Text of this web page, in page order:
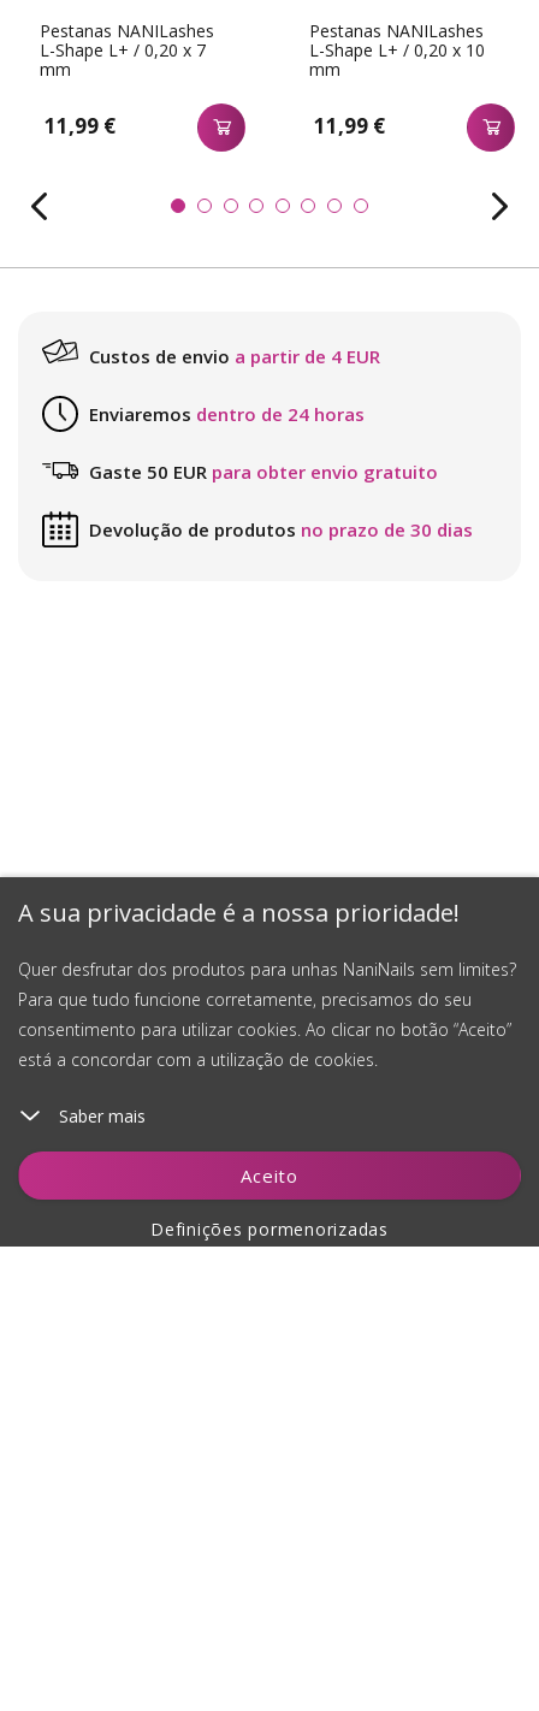
A sua privacidade é a nossa prioridade!
Quer desfrutar dos produtos para unhas NaniNails sem limites?
Para que tudo funcione corretamente, precisamos do seu
consentimento para utilizar cookies. Ao clicar no botão “Aceito”
está a concordar com a utilização de cookies.
Saber mais
Aceito
Definições pormenorizadas
Adicionar ao carrinho
Pestanas NANILashes
L-Shape L+ / 0,20 x 7
mm
11,99 €
Pestanas NANILashes
L-Shape L+ / 0,20 x 10
mm
11,99 €
Custos de envio a partir de 4 EUR
Enviaremos dentro de 24 horas
Gaste 50 EUR para obter envio gratuito
Devolução de produtos no prazo de 30 dias